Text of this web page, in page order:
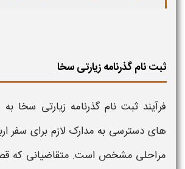
ثبت نام گذرنامه زیارتی سخا
فرآیندثبت نام گذرنامه زیارتی سخا به
های دسترسی به مدارک لازم برای سفر
مراحلی مشخص است. متقاضیانی که